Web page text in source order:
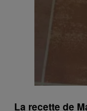
La recette de